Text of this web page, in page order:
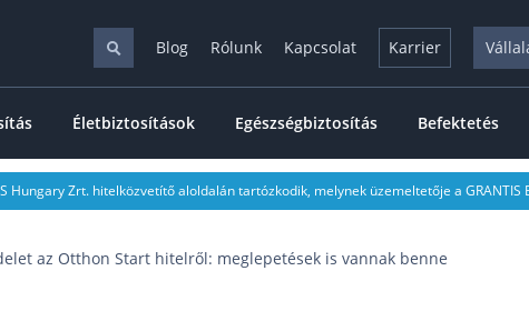
Blog Rólunk Kapcsolat Karrier
Életbiztosítások Egészségbiztosítás Befektetés
Hungary Zrt. hitelközvetítő aloldalán tartózkodik, melynek üzemeltetője a GRANTIS
az Otthon Start hitelről: meglepetések is vannak benne